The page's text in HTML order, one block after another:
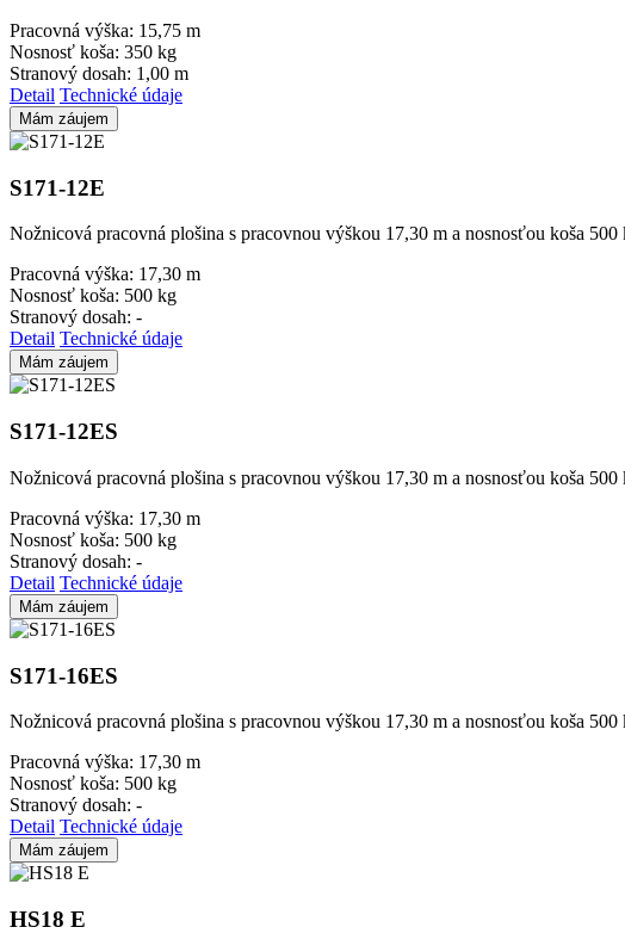
Pracovná výška: 15,75 m
Nosnosť koša: 350 kg
Stranový dosah: 1,00 m
Detail Technické údaje
Mám záujem
S171-12E
Nožnicová pracovná plošina s pracovnou výškou 17,30 m a nosnosťou koša 500
Pracovná výška: 17,30 m
Nosnosť koša: 500 kg
Stranový dosah: -
Detail Technické údaje
Mám záujem
S171-12ES
Nožnicová pracovná plošina s pracovnou výškou 17,30 m a nosnosťou koša 500
Pracovná výška: 17,30 m
Nosnosť koša: 500 kg
Stranový dosah: -
Detail Technické údaje
Mám záujem
S171-16ES
Nožnicová pracovná plošina s pracovnou výškou 17,30 m a nosnosťou koša 500
Pracovná výška: 17,30 m
Nosnosť koša: 500 kg
Stranový dosah: -
Detail Technické údaje
Mám záujem
HS18 E